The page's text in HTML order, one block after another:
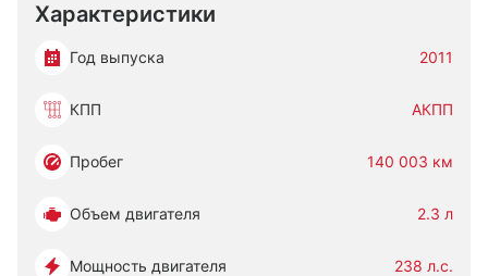
Характеристики
Год выпуска 2011
КПП АКПП
Пробег 140 003 км
Объем двигателя 2.3 л
Мощность двигателя 238 л.с.